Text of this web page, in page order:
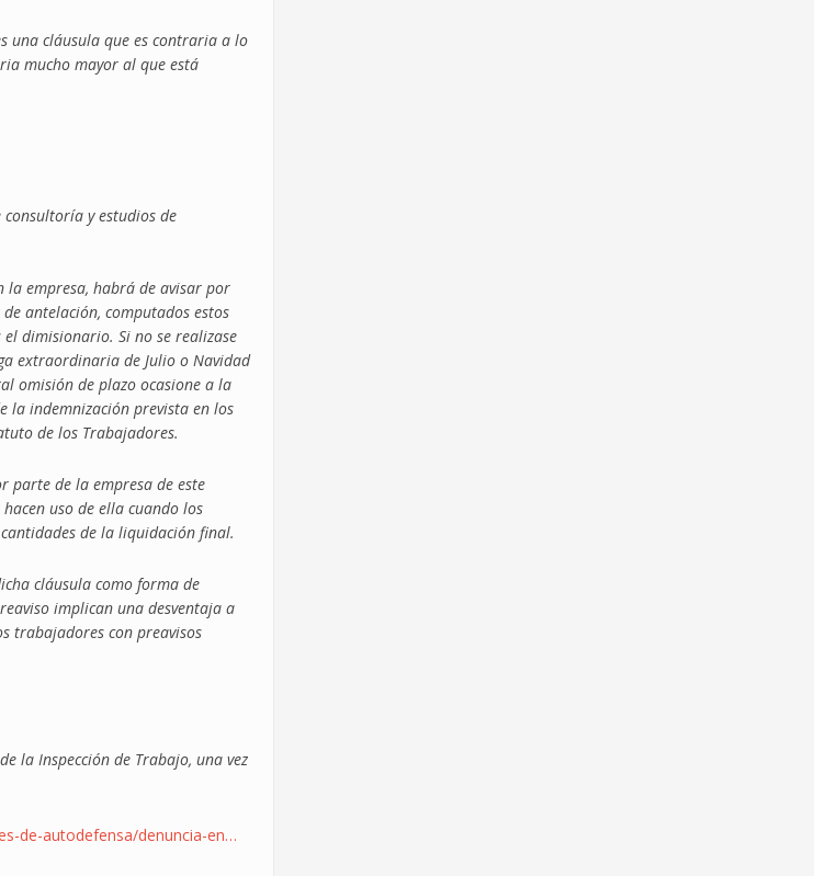
una cláusula que es contraria a lo
mucho mayor al que está
y estudios de
la empresa, habrá de avisar por
antelación, computados estos
dimisionario. Si no se realizase
extraordinaria de Julio o Navidad
omisión de plazo ocasione a la
la indemnización prevista en los
de los Trabajadores.
parte de la empresa de este
uso de ella cuando los
de la liquidación final.
cláusula como forma de
implican una desventaja a
trabajadores con preavisos
la Inspección de Trabajo, una vez
de-autodefensa/denuncia-en…